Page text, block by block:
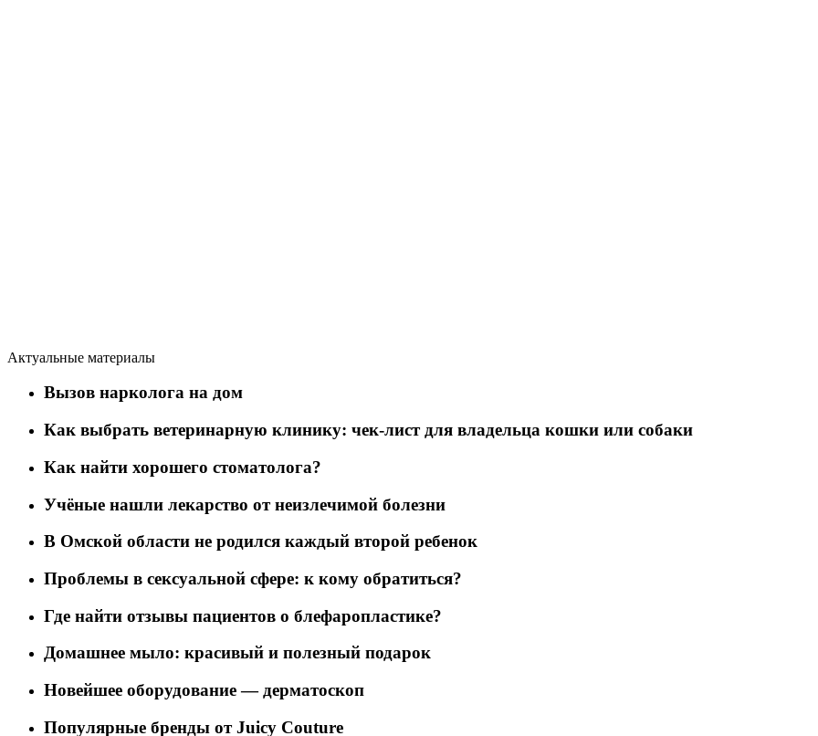
Актуальные материалы
Вызов нарколога на дом
Как выбрать ветеринарную клинику: чек-лист для владельца кошки или собаки
Как найти хорошего стоматолога?
Учёные нашли лекарство от неизлечимой болезни
В Омской области не родился каждый второй ребенок
Проблемы в сексуальной сфере: к кому обратиться?
Где найти отзывы пациентов о блефаропластике?
Домашнее мыло: красивый и полезный подарок
Новейшее оборудование — дерматоскоп
Популярные бренды от Juicy Couture